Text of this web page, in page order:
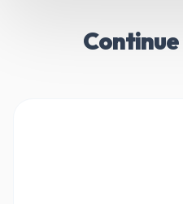
Continue